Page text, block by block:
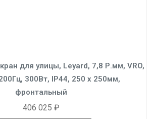
для улицы, Leyard, 7,8 Р.мм, VRO,
300Вт, IP44, 250 x 250мм,
фронтальный
406 025 ₽